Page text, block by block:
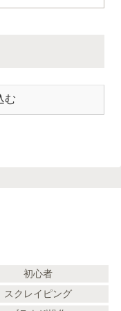
む
初心者
スクレイピング